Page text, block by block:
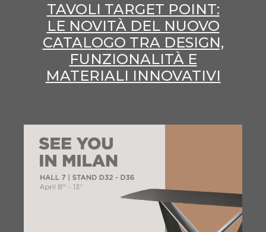
TAVOLI TARGET POINT:
LE NOVITÀ DEL NUOVO
CATALOGO TRA DESIGN,
FUNZIONALITÀ E
MATERIALI INNOVATIVI